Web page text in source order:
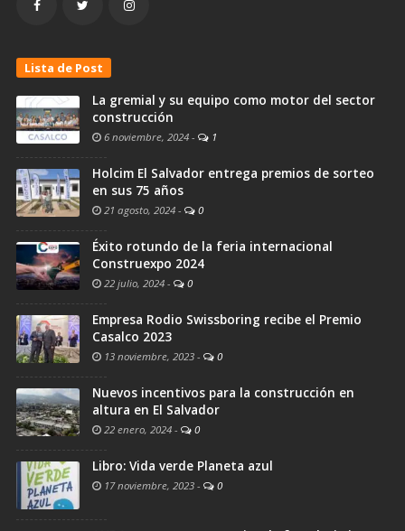
Lista de Post
La gremial y su equipo como motor del sector
construcción
6 noviembre, 2024 - 1
Holcim El Salvador entrega premios de sorteo
en sus 75 años
21 agosto, 2024 - 0
Éxito rotundo de la feria internacional
Construexpo 2024
22 julio, 2024 - 0
Empresa Rodio Swissboring recibe el Premio
Casalco 2023
13 noviembre, 2023 - 0
Nuevos incentivos para la construcción en
altura en El Salvador
22 enero, 2024 - 0
Libro: Vida verde Planeta azul
17 noviembre, 2023 - 0